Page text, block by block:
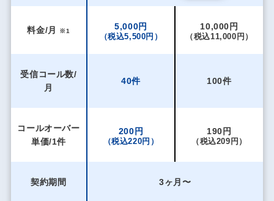
料金/月 ※1 5,000円
（税込5,500円）
10,000円
（税込11,000円）
受信コール数/
月
40件 100件
コールオーバー
単価/1件
200円
（税込220円）
190円
（税込209円）
契約期間 3ヶ月〜